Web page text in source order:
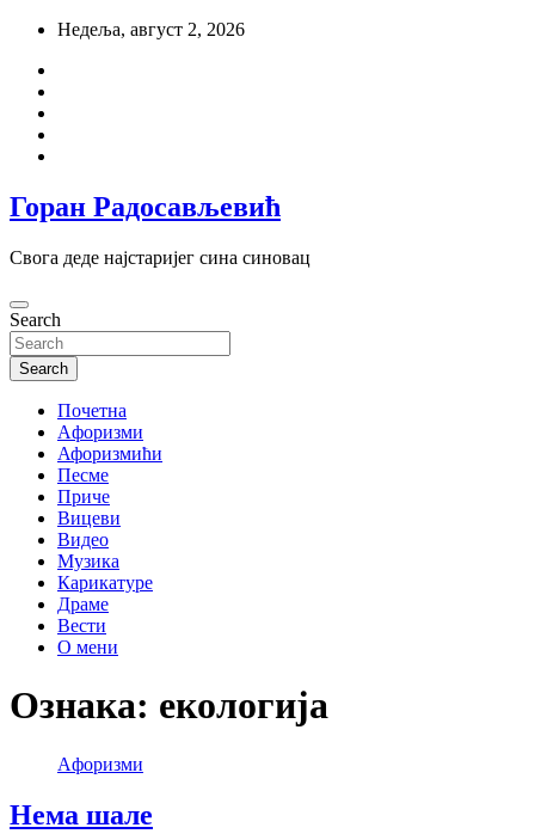
Skip
content
Недеља, август 2, 2026
Горан Радосављевић
Свога деде најстаријег сина синовац
Search
Search
Почетна
Aфоризми
Афоризмићи
Песме
Приче
Вицеви
Видео
Музика
Карикатуре
Драме
Вести
О мени
Ознака: екологија
Aфоризми
Нема шале